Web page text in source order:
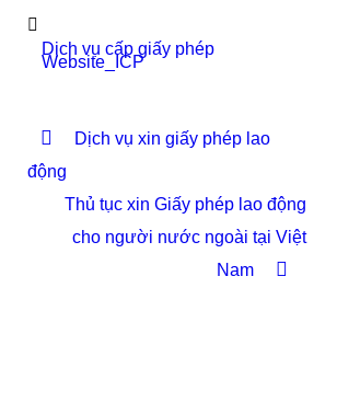
Dịch vụ cấp giấy phép
Website_ICP
Dịch vụ xin giấy phép lao
động
Thủ tục xin Giấy phép lao động
cho người nước ngoài tại Việt
Nam